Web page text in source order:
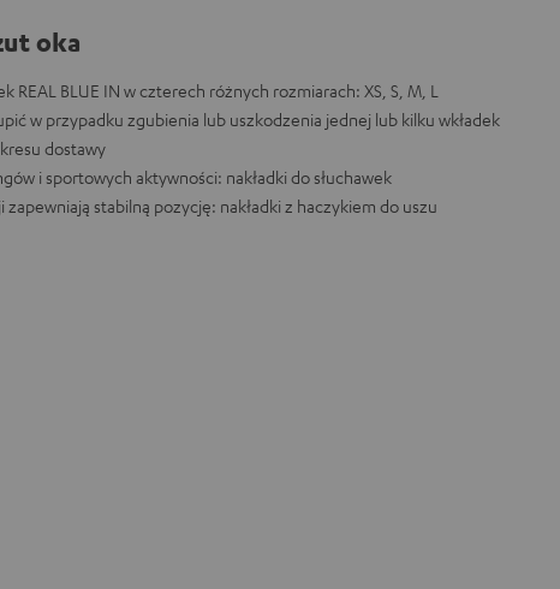
oka
REAL BLUE IN w czterech różnych rozmiarach: XS, S, M, L
w przypadku zgubienia lub uszkodzenia jednej lub kilku wkładek
dostawy
i sportowych aktywności: nakładki do słuchawek
stabilną pozycję: nakładki z haczykiem do uszu